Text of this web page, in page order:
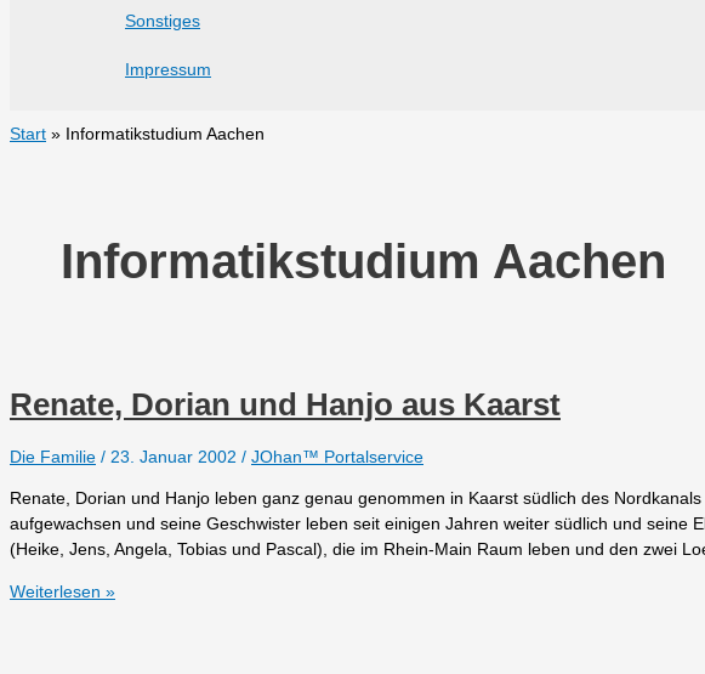
Sonstiges
Impressum
Start Informatikstudium Aachen
Informatikstudium Aachen
Renate, Dorian und Hanjo aus Kaarst
Die Familie / 23. Januar 2002 / JOhan™ Portalservice
Renate, Dorian und Hanjo leben ganz genau genommen in Kaarst südlich des
aufgewachsen und seine Geschwister leben seit einigen Jahren weiter südlich und seine
(Heike, Jens, Angela, Tobias und Pascal), die im Rhein-Main Raum leben und den zwei
Renate,
Weiterlesen »